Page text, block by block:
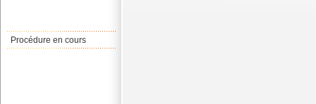
Procédure en cours